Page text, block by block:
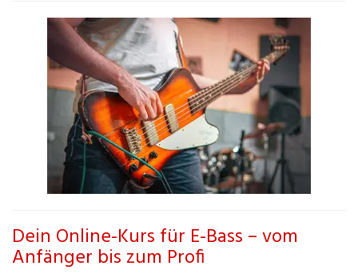
Dein Online-Kurs für E-Bass – vom
Anfänger bis zum Profi